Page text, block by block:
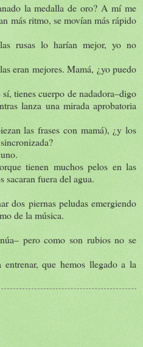
la medalla de oro? A mí me
más ritmo, se movían más rápido
rusas lo harían mejor, yo no
eran mejores. Mamá, ¿yo puedo
tienes cuerpo de nadadora–digo
lanza una mirada aprobatoria
las frases con mamá), ¿y los
tienen muchos pelos en las
sacaran fuera del agua.
dos piernas peludas emergiendo
de la música.
pero como son rubios no se
que hemos llegado a la